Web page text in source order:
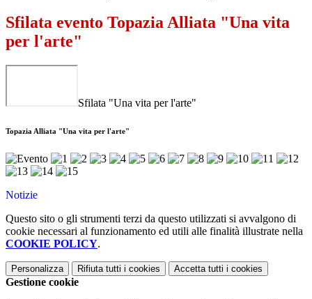
Sfilata evento Topazia Alliata "Una vita
per l'arte"
Sfilata "Una vita per l'arte"
Topazia Alliata "Una vita per l'arte"
Notizie
Questo sito o gli strumenti terzi da questo utilizzati si avvalgono di
cookie necessari al funzionamento ed utili alle finalità illustrate nella
COOKIE POLICY.
Personalizza Rifiuta tutti i cookies Accetta tutti i cookies
Gestione cookie